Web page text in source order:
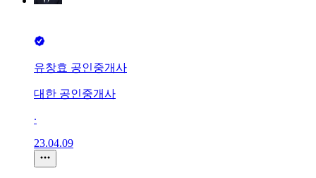
유창효 공인중개사
대한 공인중개사
∙
23.04.09